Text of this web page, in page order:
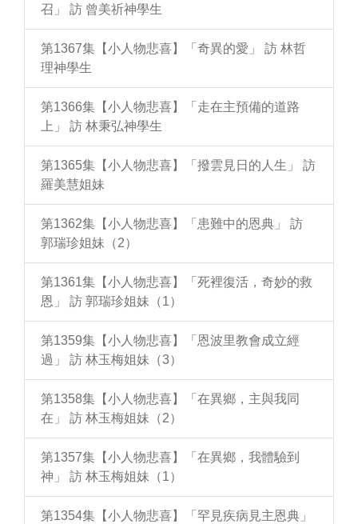
召」 訪 曾美祈神學生
第1367集【小人物悲喜】「奇異的愛」 訪 林哲
理神學生
第1366集【小人物悲喜】「走在主預備的道路
上」 訪 林秉弘神學生
第1365集【小人物悲喜】「撥雲見日的人生」 訪
羅美慧姐妹
第1362集【小人物悲喜】「患難中的恩典」 訪
郭瑞珍姐妹（2）
第1361集【小人物悲喜】「死裡復活，奇妙的救
恩」 訪 郭瑞珍姐妹（1）
第1359集【小人物悲喜】「恩波里教會成立經
過」 訪 林玉梅姐妹（3）
第1358集【小人物悲喜】「在異鄉，主與我同
在」 訪 林玉梅姐妹（2）
第1357集【小人物悲喜】「在異鄉，我體驗到
神」 訪 林玉梅姐妹（1）
第1354集【小人物悲喜】「罕見疾病見主恩典」